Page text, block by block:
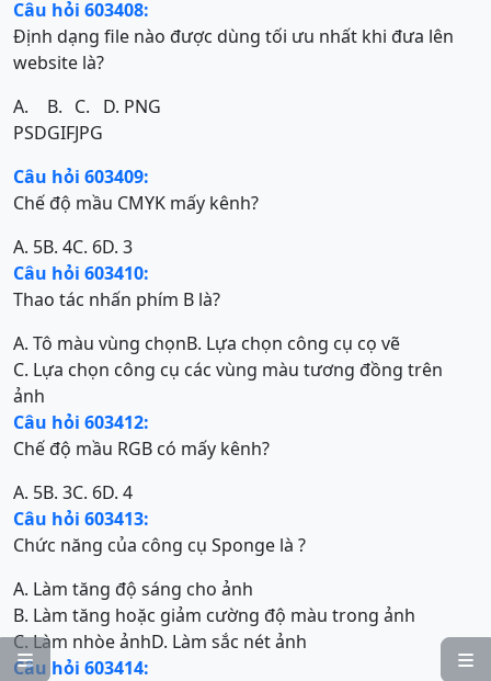


Câu hỏi 603408:
Định dạng file nào được dùng tối ưu nhất khi đưa lên
website là?
A.
PSD
B.
GIF
C.
JPG
D. PNG
Câu hỏi 603409:
Chế độ mầu CMYK mấy kênh?
A. 5B. 4C. 6D. 3
Câu hỏi 603410:
Thao tác nhấn phím B là?
A. Tô màu vùng chọnB. Lựa chọn công cụ cọ vẽ
C. Lựa chọn công cụ các vùng màu tương đồng trên
ảnh
Câu hỏi 603412:
Chế độ mầu RGB có mấy kênh?
A. 5B. 3C. 6D. 4
Câu hỏi 603413:
Chức năng của công cụ Sponge là ?
A. Làm tăng độ sáng cho ảnh
B. Làm tăng hoặc giảm cường độ màu trong ảnh
C. Làm nhòe ảnhD. Làm sắc nét ảnh
Câu hỏi 603414: